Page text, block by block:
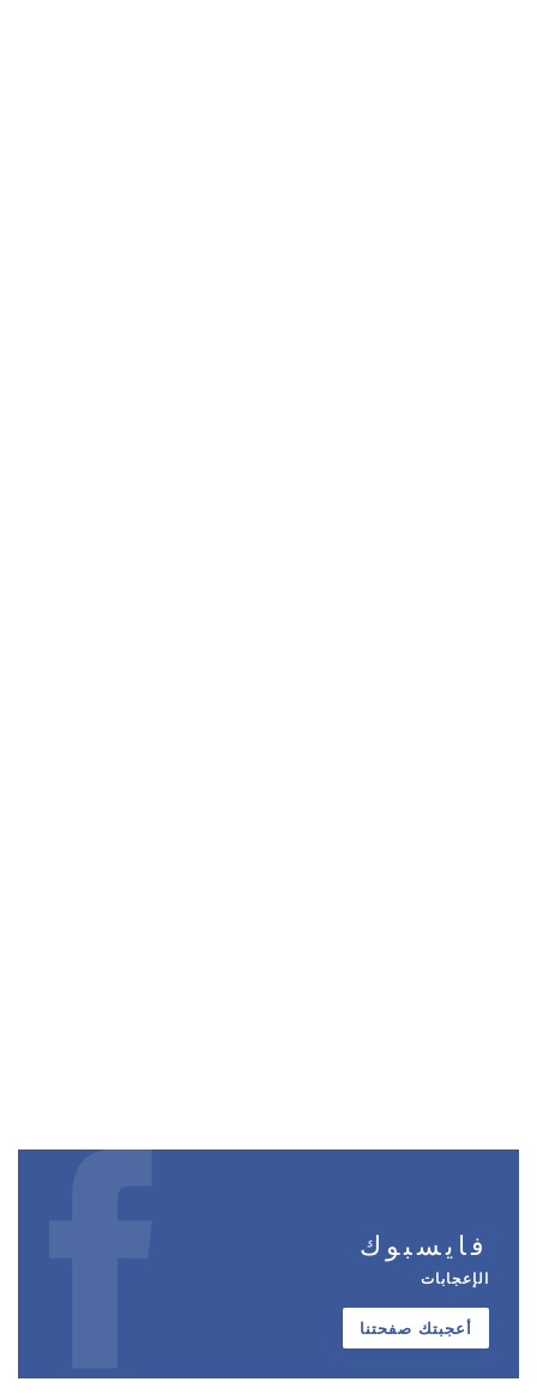
فايسبوك
الإعجابات
أعجبتك صفحتنا